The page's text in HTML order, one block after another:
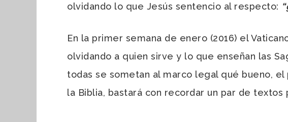
olvidando lo que Jesús sentencio al respecto:
En la primer semana de enero (2016) el
olvidando a quien sirve y lo que enseñan las
todas se sometan al marco legal qué bueno,
la Biblia, bastará con recordar un par de